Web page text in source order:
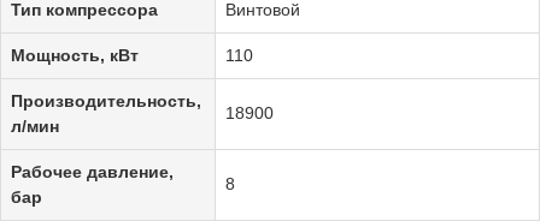
Тип компрессора Винтовой
Мощность, кВт 110
Производительность,
л/мин
18900
Рабочее давление,
бар
8